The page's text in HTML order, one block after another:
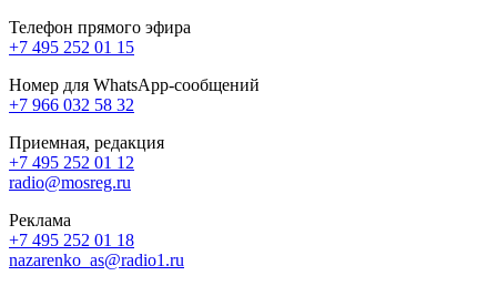
Телефон прямого эфира
+7 495 252 01 15
Номер для WhatsApp-сообщений
+7 966 032 58 32
Приемная, редакция
+7 495 252 01 12
radio@mosreg.ru
Реклама
+7 495 252 01 18
nazarenko_as@radio1.ru